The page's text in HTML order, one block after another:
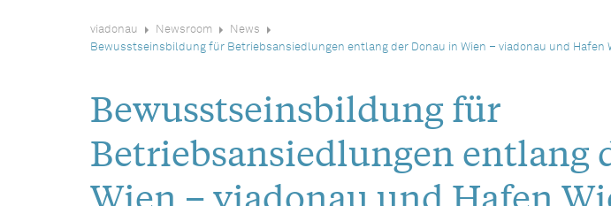
viadonau Newsroom
News
Bewusstseinsbildung für Betriebsansiedlungen entlang der Donau in Wien – viadonau und Hafen
Bewusstseinsbildung für
Betriebsansiedlungen entlang
Wien – viadonau und Hafen